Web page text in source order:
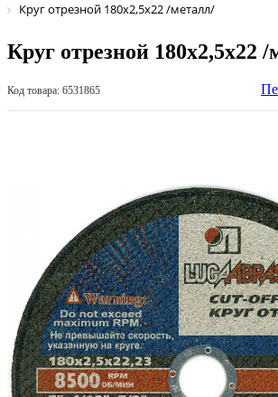
Круг отрезной 180х2,5х22 /металл/
Круг отрезной 180х2,5х22 /
Код товара: 6531865